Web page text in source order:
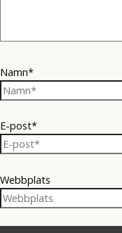
Namn*
E-post*
Webbplats